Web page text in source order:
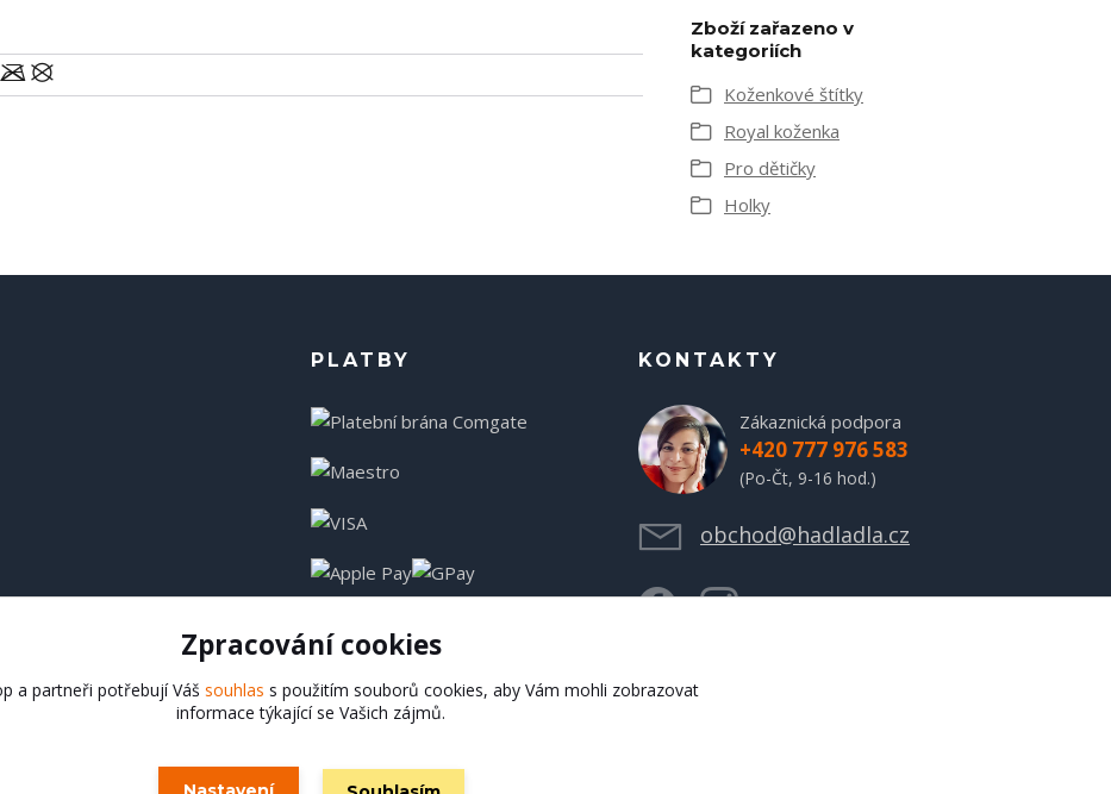
Zboží zařazeno v
kategoriích
Koženkové štítky
Royal koženka
Pro dětičky
Holky
PLATBY KONTAKTY
Zákaznická podpora
+420 777 976 583
(Po-Čt, 9-16 hod.)
obchod@hadladla.cz
Hadladla.cz
Zpracování cookies
a partneři potřebují Váš souhlas s použitím souborů cookies, aby Vám mohli zobrazovat
informace týkající se Vašich zájmů.